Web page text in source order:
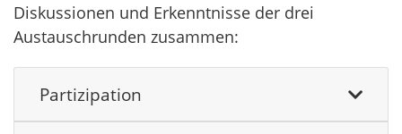
Diskussionen und Erkenntnisse der drei
Austauschrunden zusammen:
Partizipation